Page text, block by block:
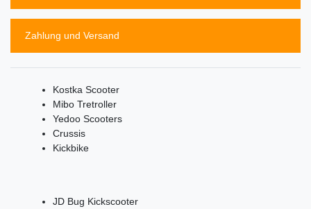
Zahlung und Versand
Kostka Scooter
Mibo Tretroller
Yedoo Scooters
Crussis
Kickbike
JD Bug Kickscooter